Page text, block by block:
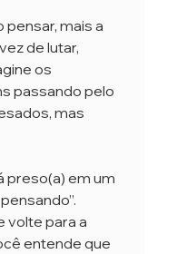
mais a
de lutar,
os
passando pelo
mas
preso(a) em um
volte para a
entende que